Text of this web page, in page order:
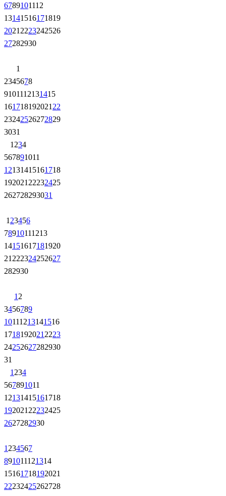
6789101112
13141516171819
2021 2223242526
27282930
1
2345678
9101112131415
161718192021 22
23242526272829
3031
1 234
567891011
12131415161718
192021 22232425
262728293031
1 23456
78910111213
14151617181920
21 222324252627
282930
1 2
3456789
10111213141516
1718192021 2223
24252627282930
31
1 234
567891011
12131415161718
192021 22232425
2627282930
1 234567
891011121314
15161718192021
22232425262728